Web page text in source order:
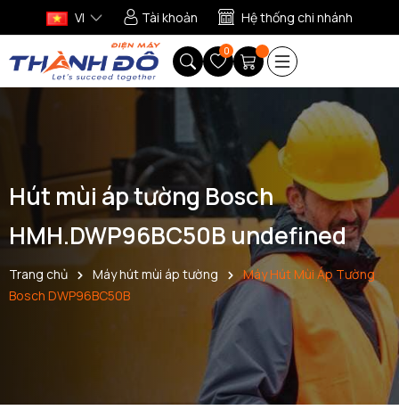
VI Tài khoản Hệ thống chi nhánh
0
Hút mùi áp tường Bosch
HMH.DWP96BC50B undefined
Trang chủ Máy hút mùi áp tường
Máy Hút Mùi Áp Tường
Bosch DWP96BC50B